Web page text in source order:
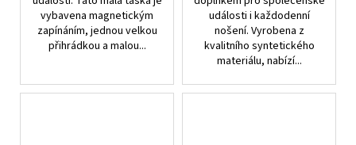
vybavena magnetickým
zapínáním, jednou velkou
přihrádkou a malou...
události i každodenní
nošení. Vyrobena z
kvalitního syntetického
materiálu, nabízí...